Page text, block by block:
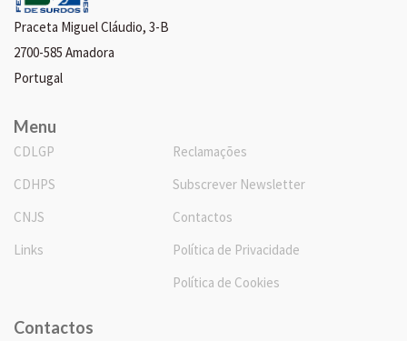
Praceta Miguel Cláudio, 3-B
2700-585 Amadora
Portugal
Menu
CDLGP
CDHPS
CNJS
Links
Reclamações
Subscrever Newsletter
Contactos
Política de Privacidade
Política de Cookies
Contactos